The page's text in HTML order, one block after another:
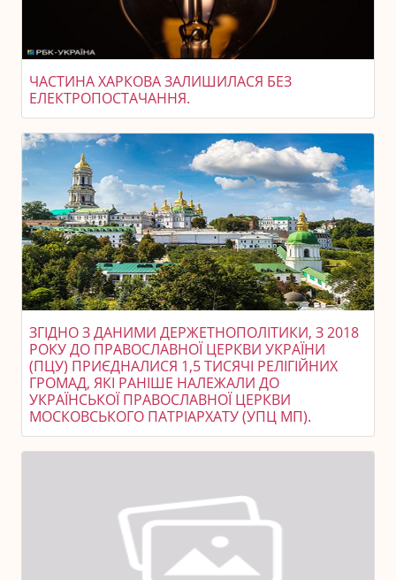
ЧАСТИНА ХАРКОВА ЗАЛИШИЛАСЯ БЕЗ
ЕЛЕКТРОПОСТАЧАННЯ.
ЗГІДНО З ДАНИМИ ДЕРЖЕТНОПОЛІТИКИ, З 2018
РОКУ ДО ПРАВОСЛАВНОЇ ЦЕРКВИ УКРАЇНИ
(ПЦУ) ПРИЄДНАЛИСЯ 1,5 ТИСЯЧІ РЕЛІГІЙНИХ
ГРОМАД, ЯКІ РАНІШЕ НАЛЕЖАЛИ ДО
УКРАЇНСЬКОЇ ПРАВОСЛАВНОЇ ЦЕРКВИ
МОСКОВСЬКОГО ПАТРІАРХАТУ (УПЦ МП).